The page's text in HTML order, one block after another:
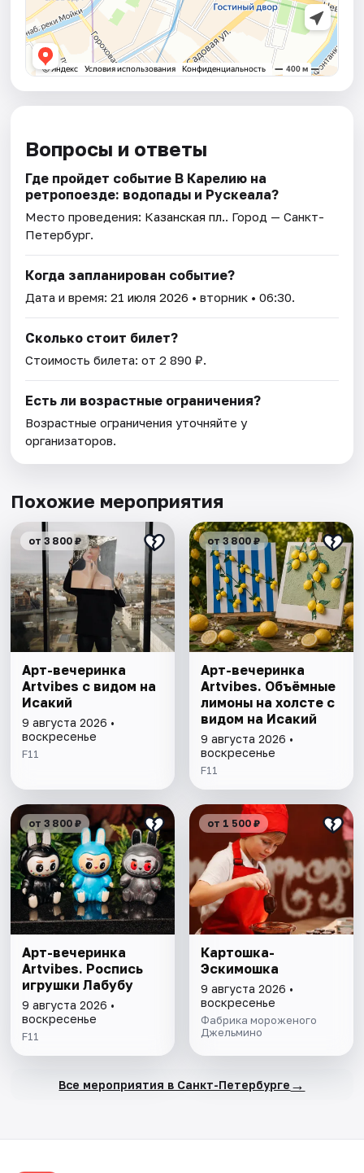
Вопросы и ответы
Где пройдет событие В Карелию на
ретропоезде: водопады и Рускеала?
Место проведения: Казанская пл.. Город — Санкт-
Петербург.
Когда запланирован событие?
Дата и время:21 июля 2026 • вторник • 06:30.
Сколько стоит билет?
Стоимость билета: от 2 890 ₽.
Есть ли возрастные ограничения?
Возрастные ограничения уточняйте у
организаторов.
Похожие мероприятия
от 3 800 ₽
Арт-вечеринка
Artvibes с видом на
Исакий
9 августа 2026 •
воскресенье
F11
от 3 800 ₽
Арт-вечеринка
Artvibes. Объёмные
лимоны на холсте с
видом на Исакий
9 августа 2026 •
воскресенье
F11
от 3 800 ₽
Арт-вечеринка
Artvibes. Роспись
игрушки Лабубу
9 августа 2026 •
воскресенье
F11
от 1 500 ₽
Картошка-
Эскимошка
9 августа 2026 •
воскресенье
Фабрика мороженого
Джельмино
Все мероприятия в Санкт-Петербурге →